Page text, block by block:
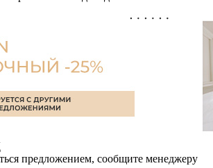
предложением, сообщите менеджеру